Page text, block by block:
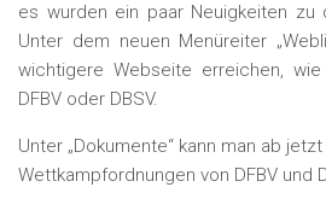
es wurden ein paar Neuigkeiten zu
Unter dem neuen Menüreiter
wichtigere Webseite erreichen,
DFBV oder DBSV.
Unter „Dokumente“ kann man ab
Wettkampfordnungen von DFBV und